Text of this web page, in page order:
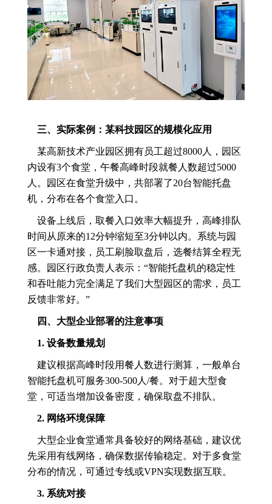
三、实际案例：某科技园区的规模化应用
某高新技术产业园区拥有员工超过8000人，园区
内设有3个食堂，午餐高峰时段就餐人数超过5000
人。园区在食堂升级中，共部署了20台智能托盘
机，分布在各个食堂入口。
设备上线后，取餐入口效率大幅提升，高峰排队
时间从原来的12分钟缩短至3分钟以内。系统与园
区一卡通对接，员工刷脸取盘后，选餐结算全程无
感。园区行政负责人表示：“智能托盘机的稳定性
和吞吐能力完全满足了我们大型园区的需求，员工
反馈非常好。”
四、大型企业部署的注意事项
1. 设备数量规划
建议根据高峰时段用餐人数进行测算，一般单台
智能托盘机可服务300-500人/餐。对于超大型食
堂，可适当增加设备密度，确保取盘不排队。
2. 网络环境保障
大型企业食堂通常具备较好的网络基础，建议优
先采用有线网络，确保数据传输稳定。对于多食堂
分布的情况，可通过专线或VPN实现数据互联。
3. 系统对接